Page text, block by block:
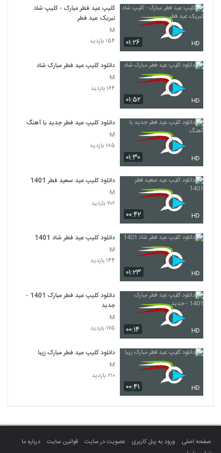
۰۱:۲۶ HD
کلیپ عید فطر مبارک - کلیپ شاد
تبریک عید فطر
M
۱۵۴ بازدید
۰۱:۵۲ HD
دانلود کلیپ عید فطر مبارک شاد
M
۱۶۴ بازدید
۰۱:۳۰ HD
دانلود کلیپ عید فطر جدید با آهنگ
M
۱۸۵ بازدید
۰۰:۴۲ HD
دانلود کلیپ عید سعید فطر 1401
M
۲۰۲ بازدید
۰۱:۲۳ HD
دانلود کلیپ عید فطر شاد 1401
M
۱۴۴ بازدید
۰۰:۱۴ HD
دانلود کلیپ عید فطر مبارک 1401 -
جدید
M
۱۷۵ بازدید
۰۰:۴۱ HD
دانلود کلیپ عید فطر مبارک زیبا
M
۲۱۰ بازدید
صفحه اصلی ورود به پنل کاربری عضویت در سایت قوانین سایت
درباره ما